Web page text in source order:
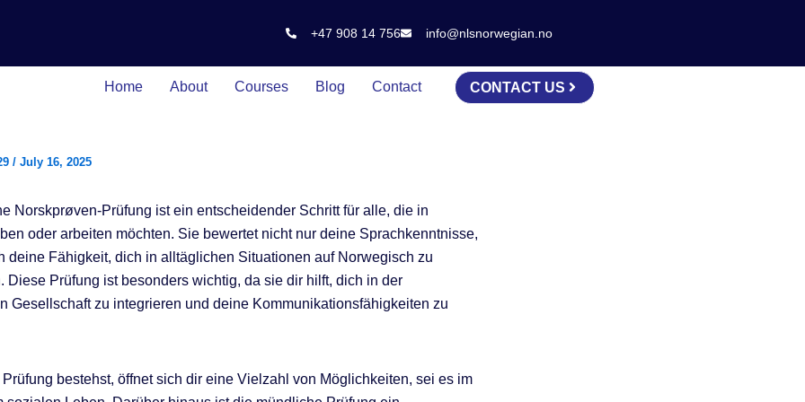
+47 908 14 756 info@nlsnorwegian.no
Home About Courses Blog Contact CONTACT US
/ July 16, 2025
Norskprøven-Prüfung ist ein entscheidender Schritt für alle, die in
oder arbeiten möchten. Sie bewertet nicht nur deine Sprachkenntnisse,
deine Fähigkeit, dich in alltäglichen Situationen auf Norwegisch zu
Diese Prüfung ist besonders wichtig, da sie dir hilft, dich in der
Gesellschaft zu integrieren und deine Kommunikationsfähigkeiten zu
bestehst, öffnet sich dir eine Vielzahl von Möglichkeiten, sei es im